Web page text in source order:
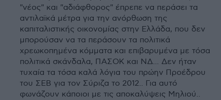
"νέος" και "αδιάφθορος" έπρεπε να περάσει τα
αντιλαϊκά μέτρα για την ανόρθωση της
καπιταλιστικής οικονομίας στην Ελλάδα, που δεν
μπορούσαν να τα περάσουν τα πολιτικά
χρεωκοπημένα κόμματα και επιβαρυμένα με τόσα
πολιτικά σκάνδαλα, ΠΑΣΟΚ και ΝΔ... Δεν ήταν
τυχαία τα τόσα καλά λόγια του πρώην Προέδρου
του ΣΕΒ για τον Σύριζα το 2012.. Για αυτό
φωνάζουν κάποιοι με τις αποκαλύψεις Μηλιού..